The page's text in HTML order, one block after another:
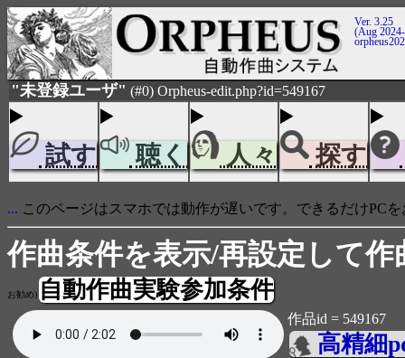
Ver. 3.25
(Aug
"未登録ユーザ" (#0) Orpheus-edit.php?id=549167
試す 聴く 人々 探す
... このページはスマホでは動作が遅いです。できるだけPC
作曲条件を表示/再設定して作
お勧め)自動作曲実験参加条件
作品id = 549167
高精細